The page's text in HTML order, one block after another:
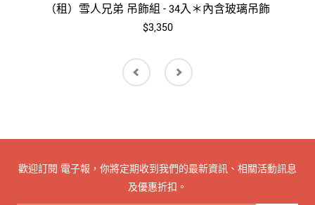
（租）雪人兄弟 吊飾組 - 34入＊內含玻璃吊飾
$3,350
歡迎訂閱 電子報，你將定期收到我們的最新資訊、相關活動訊息
及優惠折扣。